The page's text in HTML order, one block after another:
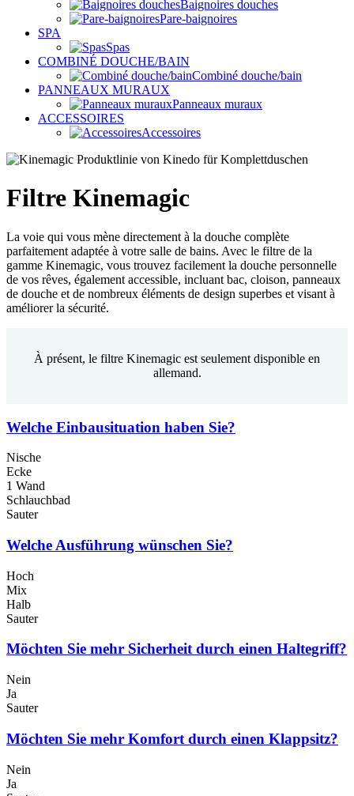
Baignoires douches
Pare-baignoires
SPA
Spas
COMBINÉ DOUCHE/BAIN
Combiné douche/bain
PANNEAUX MURAUX
Panneaux muraux
ACCESSOIRES
Accessoires
Filtre Kinemagic
La voie qui vous mène directement à la douche complète
parfaitement adaptée à votre salle de bains. Avec le filtre de la
gamme Kinemagic, vous trouvez facilement la douche personnelle
de vos rêves, également accessible, incluant bac, cloison, panneaux
de douche et de nombreux éléments de design superbes et visant à
améliorer la sécurité.
À présent, le filtre Kinemagic est seulement disponible en
allemand.
Welche Einbausituation haben Sie?
Nische
Ecke
1 Wand
Schlauchbad
Sauter
Welche Ausführung wünschen Sie?
Hoch
Mix
Halb
Sauter
Möchten Sie mehr Sicherheit durch einen Haltegriff?
Nein
Ja
Sauter
Möchten Sie mehr Komfort durch einen Klappsitz?
Nein
Ja